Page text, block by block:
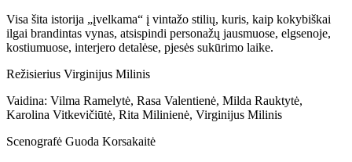
Visa šita istorija „įvelkama“ į vintažo stilių, kuris, kaip kokybiškai
ilgai brandintas vynas, atsispindi personažų jausmuose, elgsenoje,
kostiumuose, interjero detalėse, pjesės sukūrimo laike.
Režisierius Virginijus Milinis
Vaidina: Vilma Ramelytė, Rasa Valentienė, Milda Rauktytė,
Karolina Vitkevičiūtė, Rita Milinienė, Virginijus Milinis
Scenografė Guoda Korsakaitė